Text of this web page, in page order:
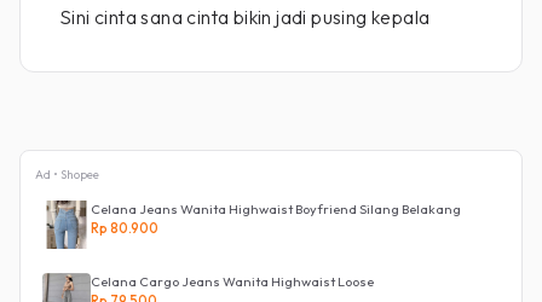
Sini cinta sana cinta bikin jadi pusing kepala
Ad • Shopee
Celana Jeans Wanita Highwaist Boyfriend Silang Belakang
Rp 80.900
Celana Cargo Jeans Wanita Highwaist Loose